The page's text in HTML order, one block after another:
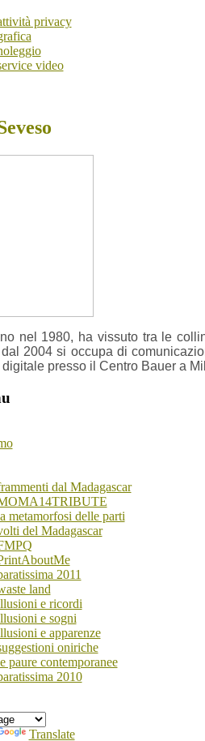
privacy
video
nel 1980, ha vissuto tra le
2004 si occupa di
presso il Centro Bauer a
dal Madagascar
metamorfosi delle parti
del Madagascar
2011
land
e ricordi
e sogni
e apparenze
oniriche
paure contemporanee
2010
Translate